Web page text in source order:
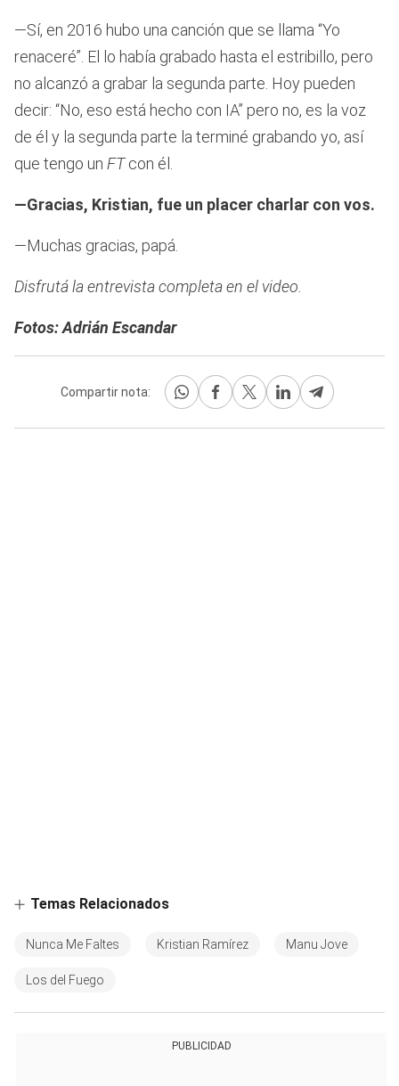
—Sí, en 2016 hubo una canción que se llama “Yo
renaceré”. El lo había grabado hasta el estribillo, pero
no alcanzó a grabar la segunda parte. Hoy pueden
decir: “No, eso está hecho con IA” pero no, es la voz
de él y la segunda parte la terminé grabando yo, así
que tengo un FTcon él.
—Gracias, Kristian, fue un placer charlar con vos.
—Muchas gracias, papá.
Disfrutá la entrevista completa en el video.
Fotos: Adrián Escandar
Compartir nota:
Temas Relacionados
Nunca Me Faltes Kristian Ramírez Manu Jove
Los del Fuego
PUBLICIDAD